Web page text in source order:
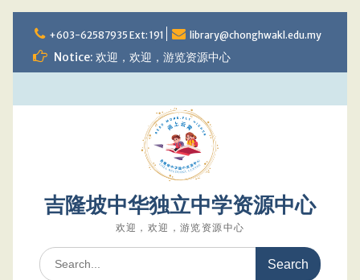
to
content
+603-62587935 Ext: 191 library@chonghwakl.edu.my
Notice: 欢迎，欢迎，游览资源中心
吉隆坡中华独立中学资源中心
欢迎，欢迎，游览资源中心
Search
for: